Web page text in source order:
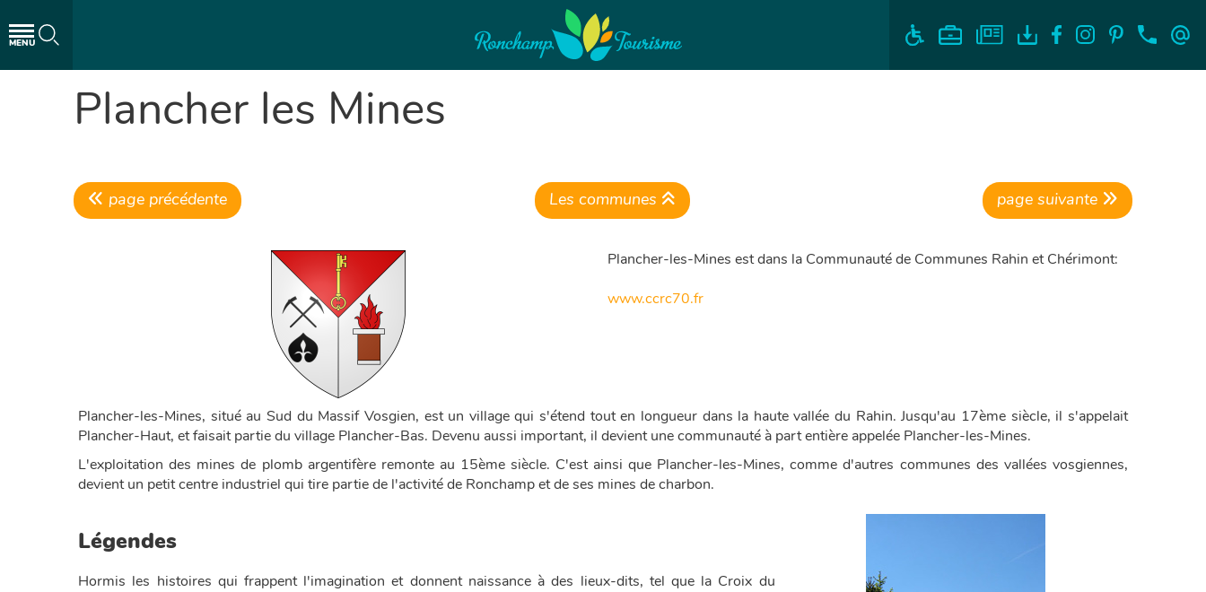
MENU
page précédente Les communes page suivante
Plancher les Mines
Plancher-les-Mines est dans la Communauté de Communes Rahin et Chérimont:
www.ccrc70.fr
Plancher-les-Mines, situé au Sud du Massif Vosgien, est un village qui s'étend tout en longueur dans la haute vallée du Rahin. Jusqu'au 17ème siècle, il s'appelait
Plancher-Haut, et faisait partie du village Plancher-Bas. Devenu aussi important, il devient une communauté à part entière appelée Plancher-les-Mines.
L'exploitation des mines de plomb argentifère remonte au 15ème siècle. C'est ainsi que Plancher-les-Mines, comme d'autres communes des vallées vosgiennes,
devient un petit centre industriel qui tire partie de l'activité de Ronchamp et de ses mines de charbon.
Légendes
Hormis les histoires qui frappent l'imagination et donnent naissance à des lieux-dits, tel que la Croix du